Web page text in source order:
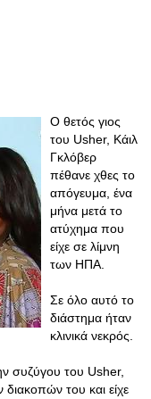
Ο θετός γιος
του Usher, Κάιλ
Γκλόβερ
πέθανε χθες το
απόγευμα, ένα
μήνα μετά το
ατύχημα που
είχε σε λίμνη
των ΗΠΑ.
Σε όλο αυτό το
διάστημα ήταν
κλινικά νεκρός.
συζύγου του Usher,
διακοπών του και είχε